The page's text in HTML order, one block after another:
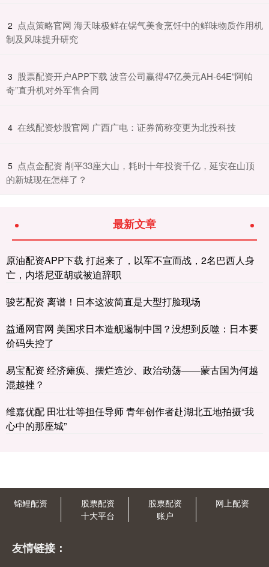
2 ​点点策略官网 海天味极鲜在锅气美食烹饪中的鲜味物质作用机
制及风味提升研究
3 ​股票配资开户APP下载 波音公司赢得47亿美元AH-64E“阿帕
奇”直升机对外军售合同
4 ​在线配资炒股官网 广西广电：证券简称变更为北投科技
5 ​点点金配资 削平33座大山，耗时十年投资千亿，延安在山顶
的新城现在怎样了？
最新文章
原油配资APP下载 打起来了，以军不宣而战，2名巴西人身
亡，内塔尼亚胡或被迫辞职
骏艺配资 离谱！日本这波简直是大型打脸现场
益通网官网 美国求日本造舰遏制中国？没想到反噬：日本要
价码失控了
易宝配资 经济瘫痪、摆烂造沙、政治动荡——蒙古国为何越
混越挫？
维嘉优配 田壮壮等担任导师 青年创作者赴湖北五地拍摄“我
心中的那座城”
锦鲤配资
股票配资
十大平台
股票配资
账户
网上配资
友情链接：